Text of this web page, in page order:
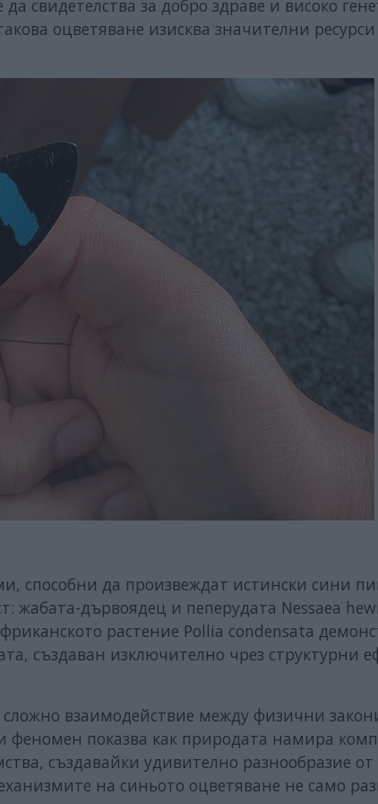
свидетелства за добро здраве и високо
оцветяване изисква значителни ресурси
способни да произвеждат истински сини
жабата-дървоядец и пеперудата Nessaea
растение Pollia condensata
създаван изключително чрез структурни
взаимодействие между физични
показва как природата намира
създавайки удивително разнообразие от
на синьото оцветяване не само